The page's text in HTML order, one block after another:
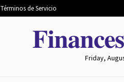
Términos de Servicio
Friday,